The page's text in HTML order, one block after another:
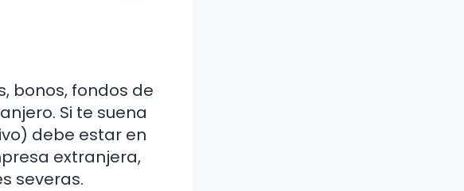
bonos, fondos de
Si te suena
debe estar en
extranjera,
severas.